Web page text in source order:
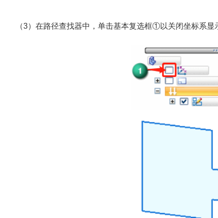
（3）在路径查找器中，单击基本复选框①以关闭坐标系显